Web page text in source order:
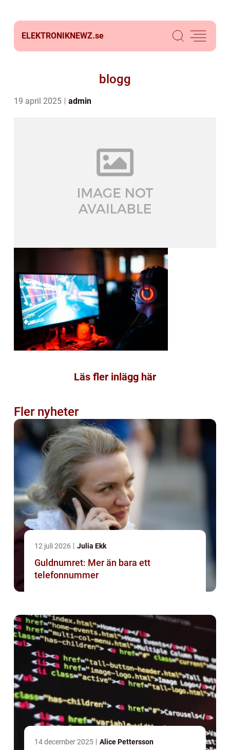
ELEKTRONIKNEWZ.se
blogg
19 april 2025 admin
Läs fler inlägg här
Fler nyheter
12 juli 2026 Julia Ekk
Guldnumret: Mer än bara ett
telefonnummer
14 december 2025 Alice Pettersson